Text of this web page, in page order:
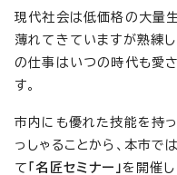
現代社会は低価格の大量
薄れてきていますが熟練
の仕事はいつの時代も愛
す。
市内にも優れた技能を持
っしゃることから、本市で
て 「名匠セミナー」 を開催